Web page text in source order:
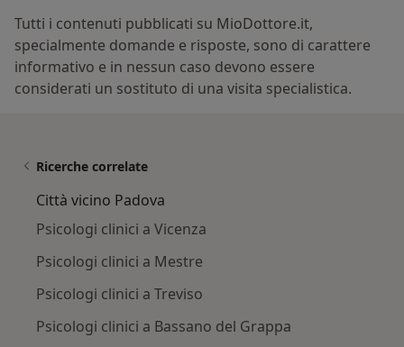
Tutti i contenuti pubblicati su MioDottore.it,
specialmente domande e risposte, sono di carattere
informativo e in nessun caso devono essere
considerati un sostituto di una visita specialistica.
Ricerche correlate
Città vicino Padova
Psicologi clinici a Vicenza
Psicologi clinici a Mestre
Psicologi clinici a Treviso
Psicologi clinici a Bassano del Grappa